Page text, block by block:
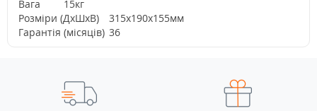
Вагa
15кг
Розміри (ДхШхВ)
315х190х155мм
Гарантія (місяців) 36